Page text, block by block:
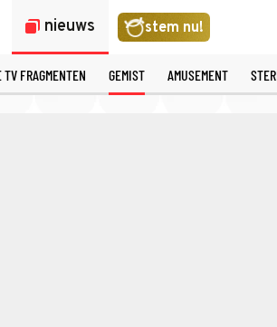
nieuws stem nu!
FRAGMENTEN GEMIST AMUSEMENT